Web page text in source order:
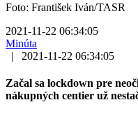
Foto: František Iván/TASR
2021-11-22 06:34:05
Minúta
|
2021-11-22 06:34:05
Začal sa lockdown pre
nákupných centier už